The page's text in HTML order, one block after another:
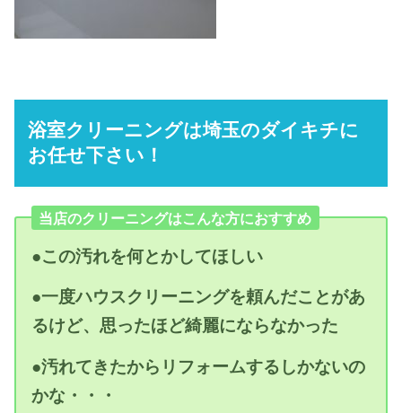
浴室クリーニングは埼玉のダイキチに
お任せ下さい！
当店のクリーニングはこんな方におすすめ
●この汚れを何とかしてほしい
●一度ハウスクリーニングを頼んだことがあ
るけど、思ったほど綺麗にならなかった
●汚れてきたからリフォームするしかないの
かな・・・